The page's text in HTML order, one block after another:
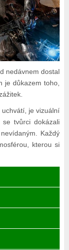
nedávnem dostal
je důkazem toho,
je vizuální
tvůrci dokázali
Každý
kterou si